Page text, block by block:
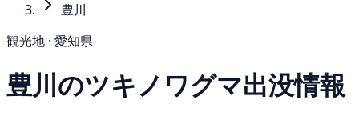
豊川
観光地 · 愛知県
豊川のツキノワグマ出没情報